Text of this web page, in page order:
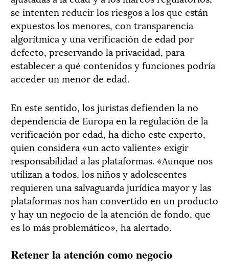
se intenten reducir los riesgos a los que están
expuestos los menores, con transparencia
algorítmica y una verificación de edad por
defecto, preservando la privacidad, para
establecer a qué contenidos y funciones podría
acceder un menor de edad.
En este sentido, los juristas defienden la no
dependencia de Europa en la regulación de la
verificación por edad, ha dicho este experto,
quien considera «un acto valiente» exigir
responsabilidad a las plataformas. «Aunque nos
utilizan a todos, los niños y adolescentes
requieren una salvaguarda jurídica mayor y las
plataformas nos han convertido en un producto
y hay un negocio de la atención de fondo, que
es lo más problemático», ha alertado.
Retener la atención como negocio